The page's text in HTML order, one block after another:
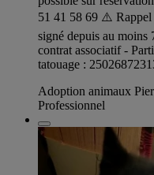
51 41 58 69 ⚠️ Rappel
signé depuis au moins
contrat associatif -
tatouage :
Adoption animaux
Professionnel